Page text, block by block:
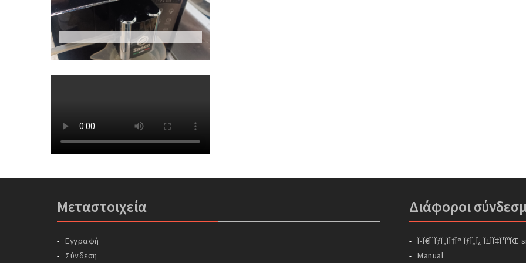
Μεταστοιχεία
Εγγραφή
Σύνδεση
Διάφοροι
Î•Ï€Î¹ÏƒÏ„ÏÏ†Î® ÏƒÏ„Î¿ Î±ÏÏ‡Î¹ÎºÏŒ
Manual